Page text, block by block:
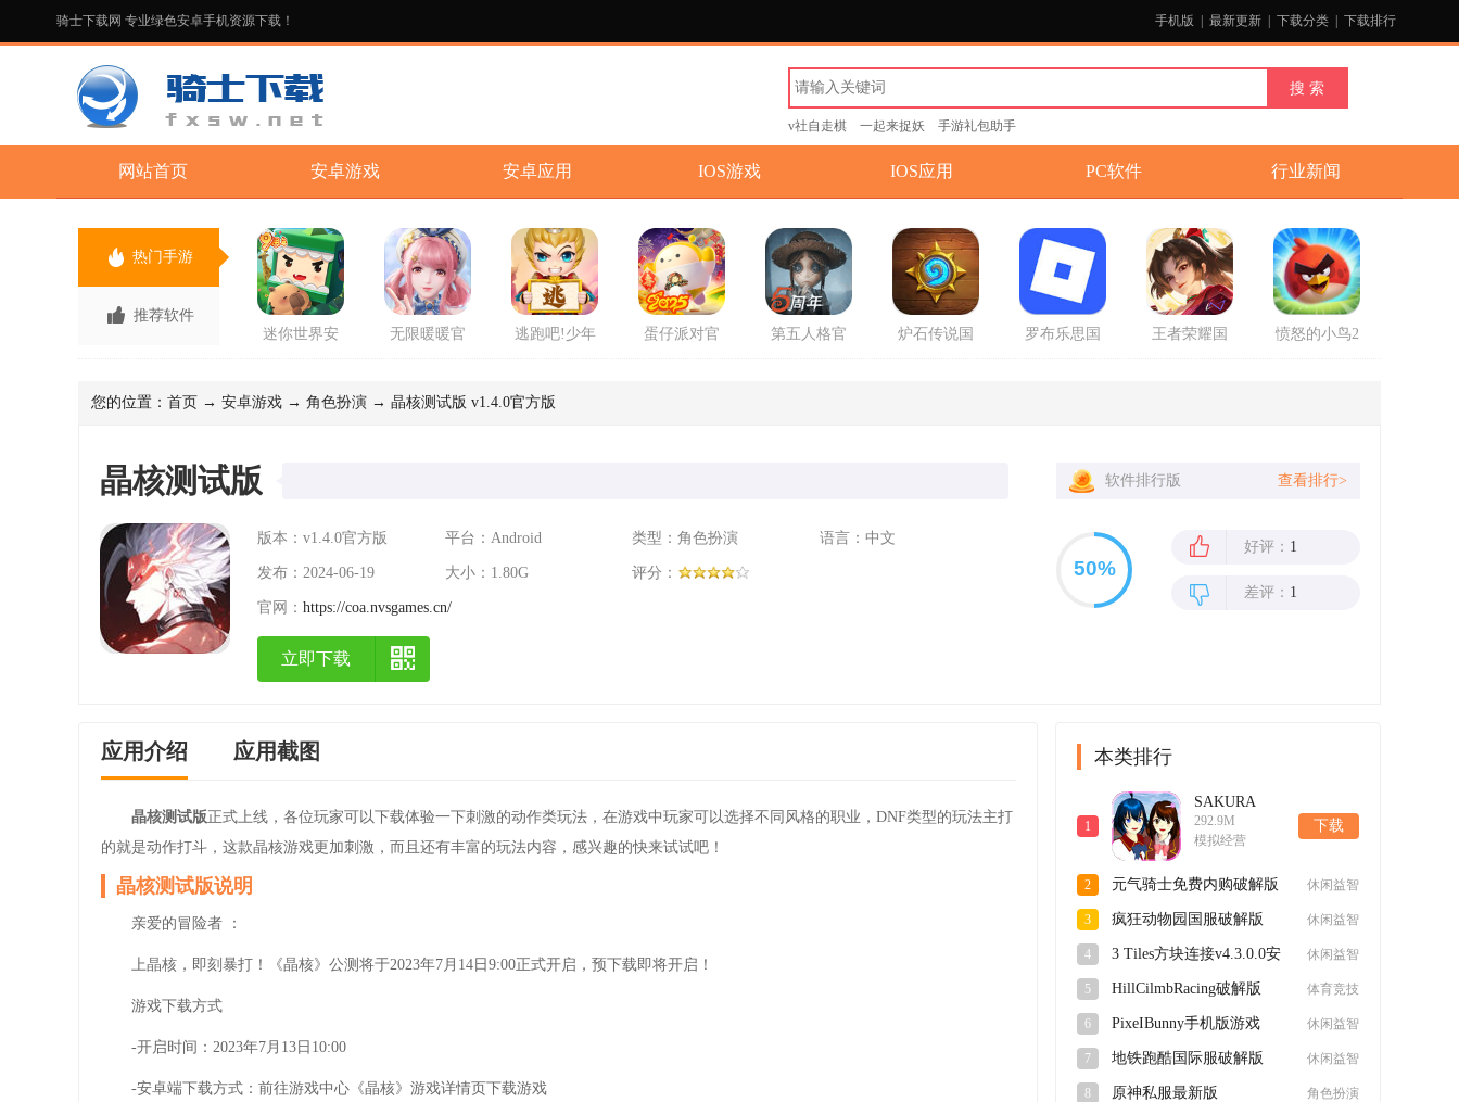
骑士下载网 专业绿色安卓手机资源下载！ 手机版 最新更新 下载分类 下载排行
v社自走棋 一起来捉妖 手游礼包助手
网站首页 安卓游戏 安卓应用 IOS游戏 IOS应用 PC软件 行业新闻
热门手游
推荐软件
迷你世界安
无限暖暖官
逃跑吧!少年
蛋仔派对官
第五人格官
炉石传说国
罗布乐思国
王者荣耀国
愤怒的小鸟2
您的位置： 首页 → 安卓游戏 → 角色扮演 → 晶核测试版 v1.4.0官方版
晶核测试版
版本：v1.4.0官方版 平台：Android 类型：角色扮演 语言：中文
发布：2024-06-19 大小：1.80G 评分：
官网： https://coa.nvsgames.cn/
立即下载
软件排行版 查看排行>
好评： 1
差评： 1
应用介绍 应用截图
晶核测试版正式上线，各位玩家可以下载体验一下刺激的动作类玩法，在游戏中玩家可以选择不同风格的职业，DNF类型的玩法主打
的就是动作打斗，这款晶核游戏更加刺激，而且还有丰富的玩法内容，感兴趣的快来试试吧！
晶核测试版说明
亲爱的冒险者 ：
上晶核，即刻暴打！《晶核》公测将于2023年7月14日9:00正式开启，预下载即将开启！
游戏下载方式
-开启时间：2023年7月13日10:00
-安卓端下载方式：前往游戏中心《晶核》游戏详情页下载游戏
本类排行
1
SAKURA
SchoolSimulator
樱花校园模拟
版v1.043.02安
卓版
292.9M
模拟经营
下载
2
元气骑士免费内购破解版
休闲益智
3
疯狂动物园国服破解版
休闲益智
4
3 Tiles方块连接v4.3.0.0安
休闲益智
5
HillCilmbRacing破解版
体育竞技
6
PixeIBunny手机版游戏
休闲益智
7
地铁跑酷国际服破解版
休闲益智
8
原神私服最新版
角色扮演